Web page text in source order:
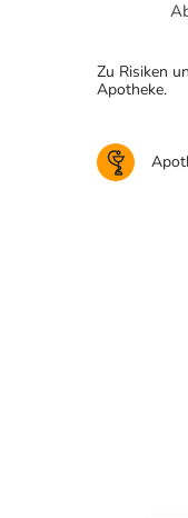
Zu Risiken
Apotheke.